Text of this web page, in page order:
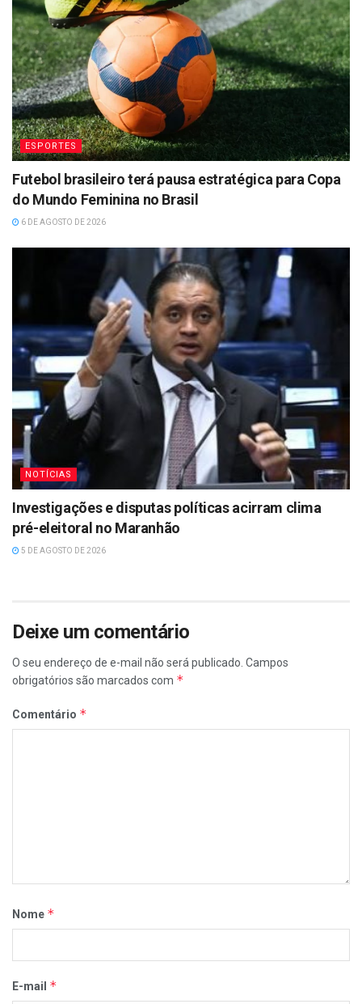
ESPORTES
Futebol brasileiro terá pausa estratégica para Copa
do Mundo Feminina no Brasil
6 DE AGOSTO DE 2026
NOTÍCIAS
Investigações e disputas políticas acirram clima
pré-eleitoral no Maranhão
5 DE AGOSTO DE 2026
Deixe um comentário
O seu endereço de e-mail não será publicado. Campos
obrigatórios são marcados com *
Comentário *
Nome *
E-mail *